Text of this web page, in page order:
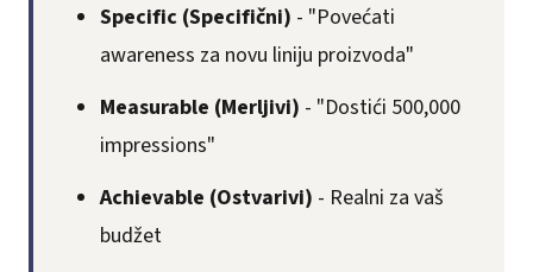
Specific (Specifični) - "Povećati
awareness za novu liniju proizvoda"
Measurable (Merljivi) - "Dostići 500,000
impressions"
Achievable (Ostvarivi) - Realni za vaš
budžet